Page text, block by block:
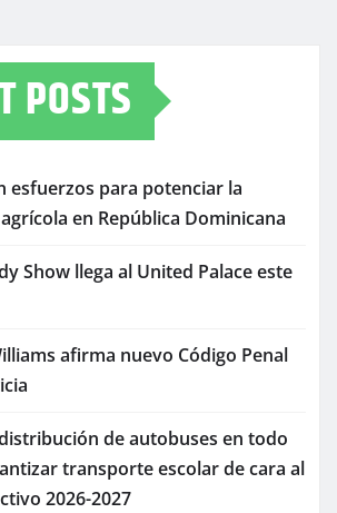
POSTS
esfuerzos para potenciar la
en República Dominicana
Show llega al United Palace este
afirma nuevo Código Penal
de autobuses en todo
transporte escolar de cara al
2026-2027